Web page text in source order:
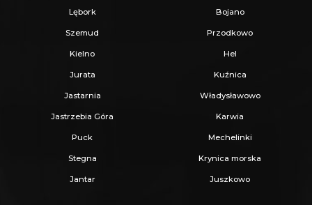
Lębork Bojano
Szemud Przodkowo
Kielno Hel
Jurata Kuźnica
Jastarnia Władysławowo
Jastrzebia Góra Karwia
Puck Mechelinki
Stegna Krynica morska
Jantar Juszkowo